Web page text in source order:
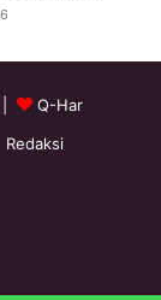
Q-Har
Redaksi